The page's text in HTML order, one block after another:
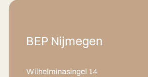
BEP Nijmegen
Wilhelminasingel 14